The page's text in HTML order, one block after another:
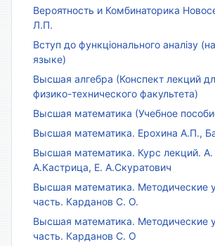
Вероятность и Комбинаторика
Л.П.
Вступ до функціонального аналізу
языке)
Высшая алгебра (Конспект лекций
физико-технического факультета)
Высшая математика (Учебное
Высшая математика. Ерохина А.П.,
Высшая математика. Курс лекций. А.
А.Кастрица, Е. А.Скуратович
Высшая математика. Методические
часть. Карданов С. О.
Высшая математика. Методические
часть. Карданов С. О